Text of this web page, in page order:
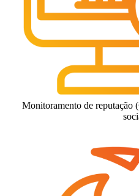
Monitoramento de reputação